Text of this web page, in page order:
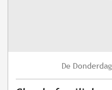
De Donderdag